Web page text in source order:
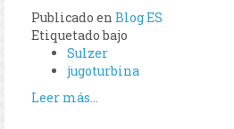
Publicado en Blog ES
Etiquetado bajo
Sulzer
jugoturbina
Leer más...